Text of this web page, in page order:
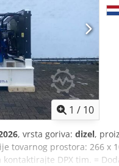
1 / 10
, vrsta goriva: dizel,
tovarnog prostora: 266 x
DPX tim. =